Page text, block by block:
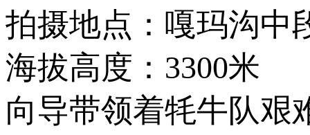
拍摄地点：嘎玛沟中
海拔高度：3300米
向导带领着牦牛队艰